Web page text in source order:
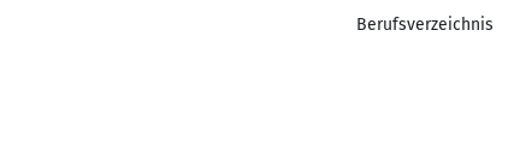
Berufsverzeichnis